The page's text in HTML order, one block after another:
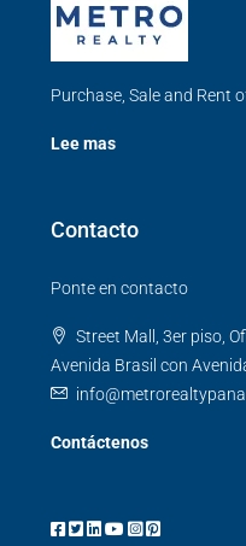
Purchase, Sale and Rent
Lee mas
Contacto
Ponte en contacto
Street Mall, 3er piso,
Avenida Brasil con
Contáctenos